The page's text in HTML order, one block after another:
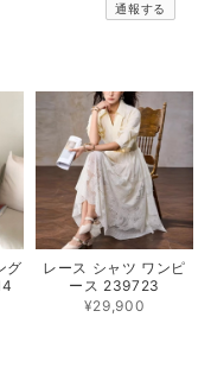
通報する
グ
レース シャツ ワンピ
ース 239723
¥29,900